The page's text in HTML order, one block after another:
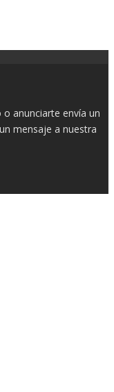
anunciarte envía un
mensaje a nuestra